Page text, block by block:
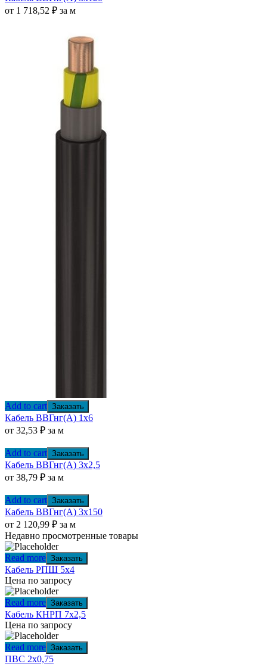
от 1 718,52 ₽ за м
Add to cart Заказать
Кабель ВВГнг(А) 1х6
от 32,53 ₽ за м
Add to cart Заказать
Кабель ВВГнг(А) 3х2,5
от 38,79 ₽ за м
Add to cart Заказать
Кабель ВВГнг(А) 3х150
от 2 120,99 ₽ за м
Недавно просмотренные товары
Read more Заказать
Кабель РПШ 5х4
Цена по запросу
Read more Заказать
Кабель КНРП 7х2,5
Цена по запросу
Read more Заказать
ПВС 2х0,75